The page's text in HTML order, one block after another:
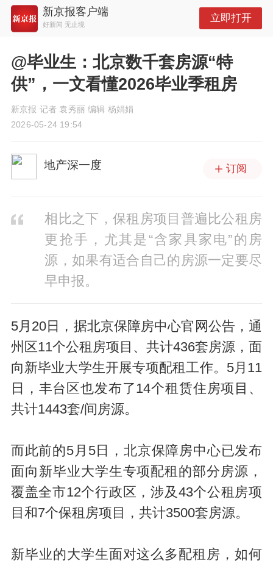
新京报客户端
好新闻 无止境
立即打开
@毕业生：北京数千套房源“特
供”，一文看懂2026毕业季租房
新京报 记者 袁秀丽 编辑 杨娟娟
2026-05-24 19:54
地产深一度 订阅
相比之下，保租房项目普遍比公租房
更抢手，尤其是“含家具家电”的房
源，如果有适合自己的房源一定要尽
早申报。
5月20日，据北京保障房中心官网公告，通
州区11个公租房项目、共计436套房源，面
向新毕业大学生开展专项配租工作。5月11
日，丰台区也发布了14个租赁住房项目、
共计1443套/间房源。
而此前的5月5日，北京保障房中心已发布
面向新毕业大学生专项配租的部分房源，
覆盖全市12个行政区，涉及43个公租房项
目和7个保租房项目，共计3500套房源。
新毕业的大学生面对这么多配租房，如何